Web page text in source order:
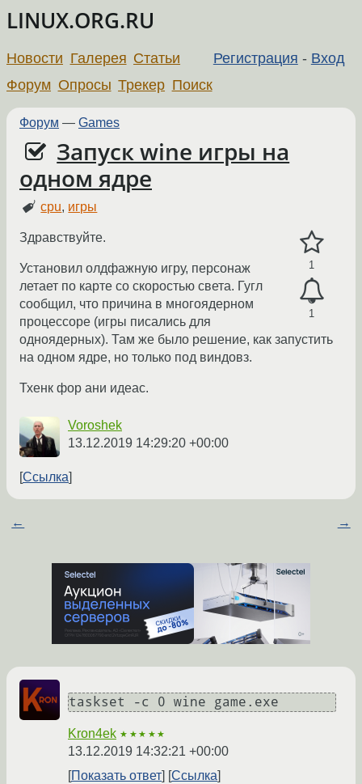
LINUX.ORG.RU
Регистрация - Вход
Новости Галерея Статьи
Форум Опросы Трекер Поиск
Форум — Games
Запуск wine игры на
одном ядре
cpu, игры
1
1
Здравствуйте.
Установил олдфажную игру, персонаж
летает по карте со скоростью света. Гугл
сообщил, что причина в многоядерном
процессоре (игры писались для
одноядерных). Там же было решение, как запустить
на одном ядре, но только под виндовз.
Тхенк фор ани идеас.
Voroshek
13.12.2019 14:29:20 +00:00
Ссылка
← →
Kron4ek ★★★★★
13.12.2019 14:32:21 +00:00
Показать ответ
Ссылка